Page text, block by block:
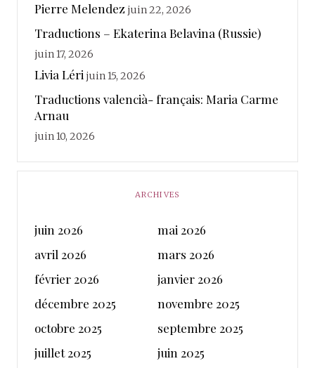
Pierre Melendez juin 22, 2026
Traductions – Ekaterina Belavina (Russie)
juin 17, 2026
Livia Léri juin 15, 2026
Traductions valencià- français: Maria Carme
Arnau
juin 10, 2026
ARCHIVES
juin 2026
mai 2026
avril 2026
mars 2026
février 2026
janvier 2026
décembre 2025
novembre 2025
octobre 2025
septembre 2025
juillet 2025
juin 2025